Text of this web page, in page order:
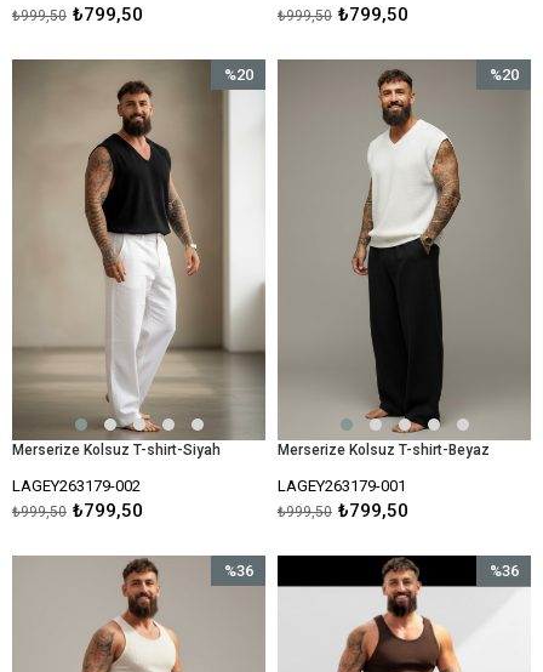
₺799,50
₺999,50 ₺799,50
₺999,50
Merserize Kolsuz T-shirt-Siyah
LAGEY263179-002
₺799,50
₺999,50
%20
Merserize Kolsuz T-shirt-Beyaz
LAGEY263179-001
₺799,50
₺999,50
%20
%36
%36